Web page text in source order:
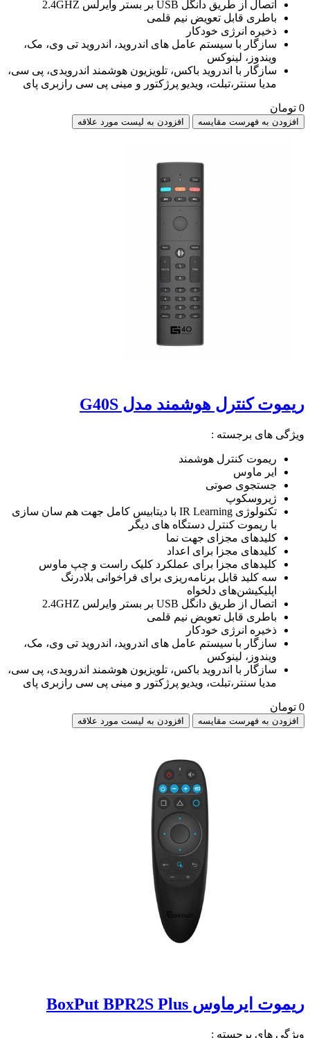
اتصال از طریق دانگل USB بر بستر وایرلس 2.4GHZ
باطری قابل تعویض نیم قلمی
ذخیره انرژی خودکار
سازگار با سیستم عامل های اندروید، اندروید تی وی، مک،
ویندوز، لینوکس
سازگار با اندروید باکس، تلویزیون هوشمند اندرویدی، پی سی،
مدیا سنتر،تبلت، ویدیو پرژکتور و مینی پی سی رازبری پای
0 تومان
افزودن به فهرست مقایسه افزودن به لیست مورد علاقه
ریموت کنترل هوشمند مدل G40S
ویژگی های برجسته :
ریموت کنترل هوشمند
ایر ماوس
جستجوی صوتی
ژیروسکوپ
تکنولوژی IR Learning با دیتابیس کامل جهت هم سان سازی
با ریموت کنترل دستگاه های دیگر
کلیدهای مجزای جهت نما
کلیدهای مجزا برای اعداد
کلیدهای مجزا برای عملکرد کلیک راست و چپ ماوس
سه کلید قابل برنامه‌ریزی برای فراخوانی بلادرنگ
اپلیکیشن‌های دلخواه
اتصال از طریق دانگل USB بر بستر وایرلس 2.4GHZ
باطری قابل تعویض نیم قلمی
ذخیره انرژی خودکار
سازگار با سیستم عامل های اندروید، اندروید تی وی، مک،
ویندوز، لینوکس
سازگار با اندروید باکس، تلویزیون هوشمند اندرویدی، پی سی،
مدیا سنتر،تبلت، ویدیو پرژکتور و مینی پی سی رازبری پای
0 تومان
افزودن به فهرست مقایسه افزودن به لیست مورد علاقه
ریموت ایرماوس BoxPut BPR2S Plus
ویژگی های برجسته :